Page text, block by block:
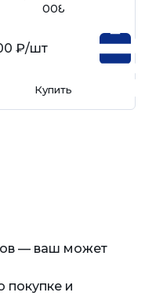
008
₽/шт
Купить
— ваш может
покупке и